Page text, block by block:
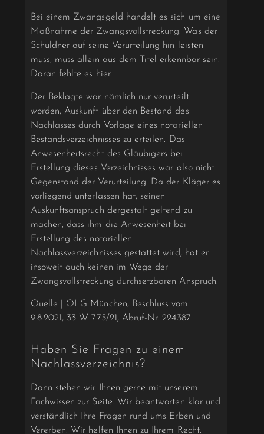
Bei einem Zwangsgeld handelt es sich um eine
Maßnahme der Zwangsvollstreckung. Was der
Schuldner auf seine Verurteilung hin leisten
muss, muss allein aus dem Titel erkennbar sein.
Daran fehlte es hier.
Der Beklagte war nämlich nur verurteilt
worden, Auskunft über den Bestand des
Nachlasses durch Vorlage eines notariellen
Bestandsverzeichnisses zu erteilen. Das
Anwesenheitsrecht des Gläubigers bei
Erstellung dieses Verzeichnisses war also nicht
Gegenstand der Verurteilung. Da der Kläger es
vorliegend unterlassen hat, seinen
Auskunftsanspruch dergestalt geltend zu
machen, dass ihm die Anwesenheit bei
Erstellung des notariellen
Nachlassverzeichnisses gestattet wird, hat er
insoweit auch keinen im Wege der
Zwangsvollstreckung durchsetzbaren Anspruch.
Quelle | OLG München, Beschluss vom
9.8.2021, 33 W 775/21, Abruf-Nr. 224387
Haben Sie Fragen zu einem
Nachlassverzeichnis?
Dann stehen wir Ihnen gerne mit unserem
Fachwissen zur Seite. Wir beantworten klar und
verständlich Ihre Fragen rund ums Erben und
Vererben. Wir helfen Ihnen zu Ihrem Recht.